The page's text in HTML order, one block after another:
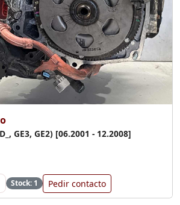
GE3, GE2) [06.2001 - 12.2008]
Stock: 1 Pedir contacto